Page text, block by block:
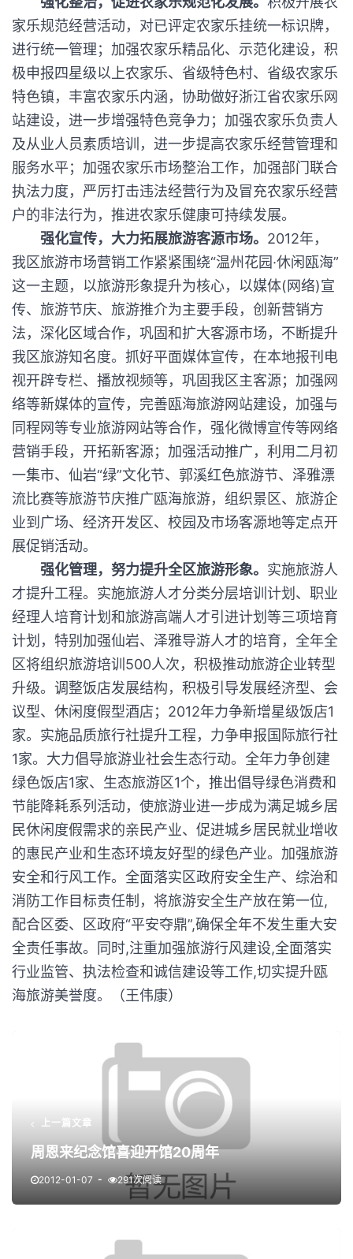
家乐规范经营活动，对已评定农家乐挂统一标识牌，
进行统一管理；加强农家乐精品化、示范化建设，积
极申报四星级以上农家乐、省级特色村、省级农家乐
特色镇，丰富农家乐内涵，协助做好浙江省农家乐网
站建设，进一步增强特色竞争力；加强农家乐负责人
及从业人员素质培训，进一步提高农家乐经营管理和
服务水平；加强农家乐市场整治工作，加强部门联合
执法力度，严厉打击违法经营行为及冒充农家乐经营
户的非法行为，推进农家乐健康可持续发展。
强化宣传，大力拓展旅游客源市场。 2012年，
我区旅游市场营销工作紧紧围绕“温州花园·休闲瓯海”
这一主题，以旅游形象提升为核心，以媒体(网络)宣
传、旅游节庆、旅游推介为主要手段，创新营销方
法，深化区域合作，巩固和扩大客源市场，不断提升
我区旅游知名度。抓好平面媒体宣传，在本地报刊电
视开辟专栏、播放视频等，巩固我区主客源；加强网
络等新媒体的宣传，完善瓯海旅游网站建设，加强与
同程网等专业旅游网站等合作，强化微博宣传等网络
营销手段，开拓新客源；加强活动推广，利用二月初
一集市、仙岩“绿”文化节、郭溪红色旅游节、泽雅漂
流比赛等旅游节庆推广瓯海旅游，组织景区、旅游企
业到广场、经济开发区、校园及市场客源地等定点开
展促销活动。
强化管理，努力提升全区旅游形象。 实施旅游人
才提升工程。实施旅游人才分类分层培训计划、职业
经理人培育计划和旅游高端人才引进计划等三项培育
计划，特别加强仙岩、泽雅导游人才的培育，全年全
区将组织旅游培训500人次，积极推动旅游企业转型
升级。调整饭店发展结构，积极引导发展经济型、会
议型、休闲度假型酒店；2012年力争新增星级饭店1
家。实施品质旅行社提升工程，力争申报国际旅行社
1家。大力倡导旅游业社会生态行动。全年力争创建
绿色饭店1家、生态旅游区1个，推出倡导绿色消费和
节能降耗系列活动，使旅游业进一步成为满足城乡居
民休闲度假需求的亲民产业、促进城乡居民就业增收
的惠民产业和生态环境友好型的绿色产业。加强旅游
安全和行风工作。全面落实区政府安全生产、综治和
消防工作目标责任制，将旅游安全生产放在第一位,
配合区委、区政府“平安夺鼎”,确保全年不发生重大安
全责任事故。同时,注重加强旅游行风建设,全面落实
行业监管、执法检查和诚信建设等工作,切实提升瓯
海旅游美誉度。（王伟康）
上一篇文章
周恩来纪念馆喜迎开馆20周年
2012-01-07 291次阅读